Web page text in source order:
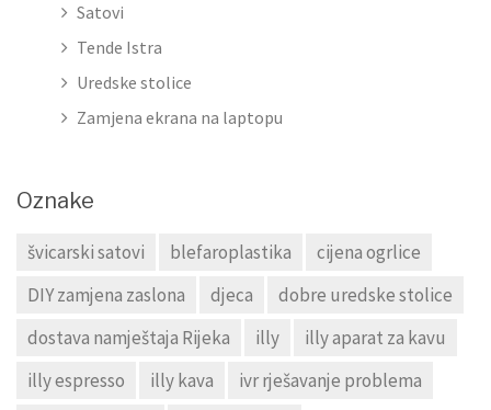
Satovi
Tende Istra
Uredske stolice
Zamjena ekrana na laptopu
Oznake
švicarski satovi blefaroplastika
cijena ogrlice
DIY zamjena zaslona
djeca
dobre uredske stolice
dostava namještaja Rijeka
illy
illy aparat za kavu
illy espresso
illy kava
ivr rješavanje problema